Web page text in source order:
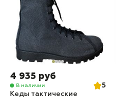
4 935 руб
В наличии
5
Кеды тактические